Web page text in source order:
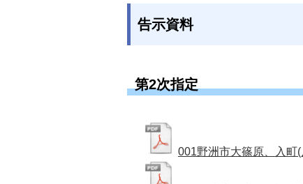
告示資料
第2次指定
001野洲市大篠原、入町